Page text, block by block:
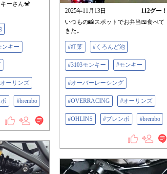
ーさん🐒
ンキー
ーリンズ
#brembo
2025年11月13日 112グー！
いつもの📸スポットでお弁当🍱食べて
きた。
#紅葉 #くろんど池
#3103モンキー #モンキー
#オーバーレーシング
#OVERRACING #オーリンズ
#OHLINS #ブレンボ #brembo